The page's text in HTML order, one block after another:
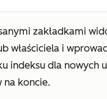
zakładkami
właściciela i
indeksu dla nowych
na koncie.